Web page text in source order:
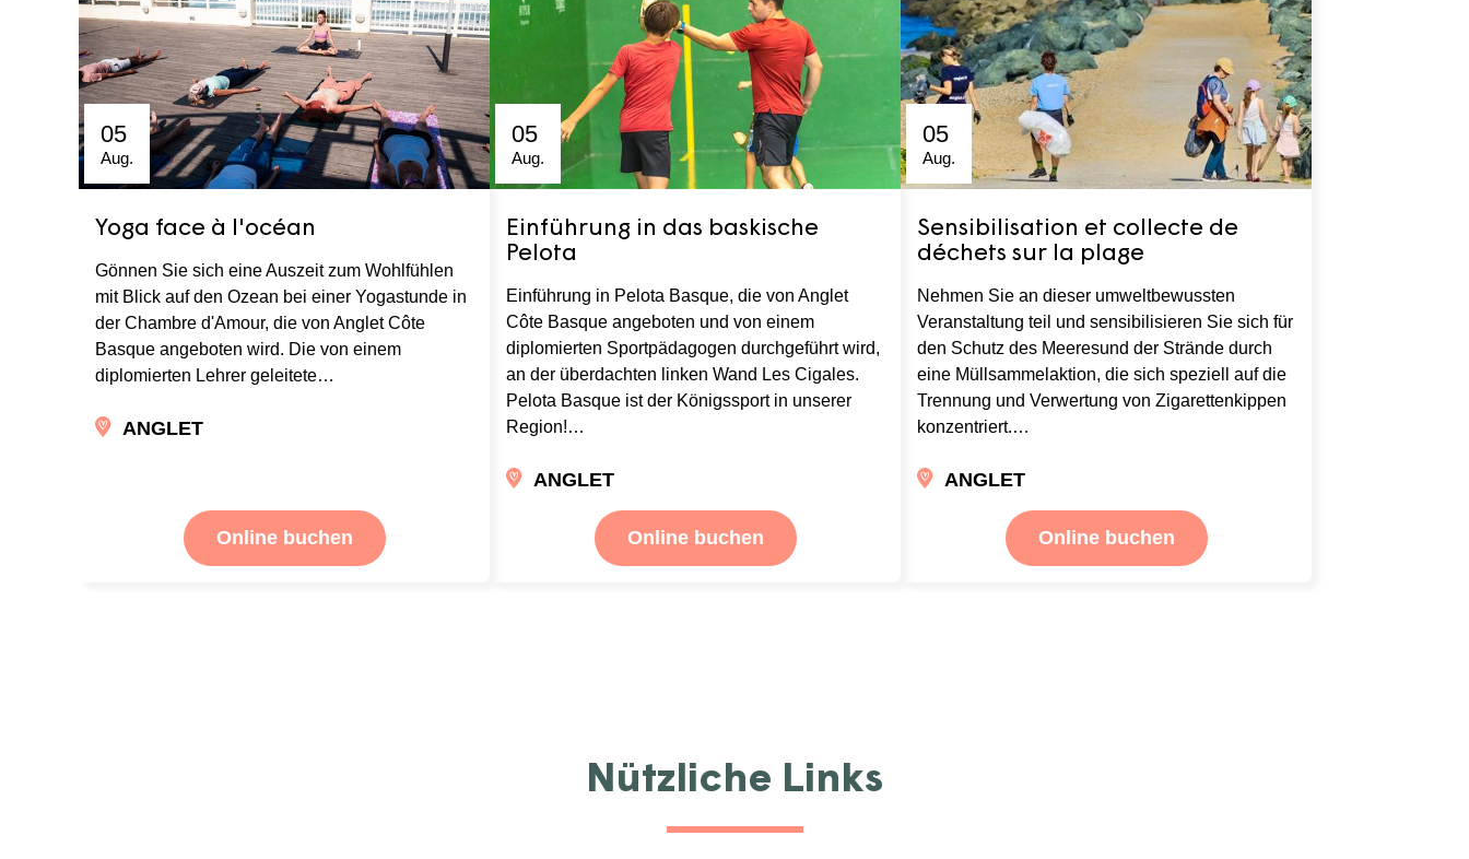
05
Aug.
Yoga face à l'océan
Gönnen Sie sich eine Auszeit zum Wohlfühlen
mit Blick auf den Ozean bei einer Yogastunde in
der Chambre d'Amour, die von Anglet Côte
Basque angeboten wird. Die von einem
diplomierten Lehrer geleitete…
ANGLET
Online buchen
05
Aug.
Einführung in das baskische
Pelota
Einführung in Pelota Basque, die von Anglet
Côte Basque angeboten und von einem
diplomierten Sportpädagogen durchgeführt wird,
an der überdachten linken Wand Les Cigales.
Pelota Basque ist der Königssport in unserer
Region!…
ANGLET
Online buchen
05
Aug.
Sensibilisation et collecte de
déchets sur la plage
Nehmen Sie an dieser umweltbewussten
Veranstaltung teil und sensibilisieren Sie sich für
den Schutz des Meeresund der Strände durch
eine Müllsammelaktion, die sich speziell auf die
Trennung und Verwertung von Zigarettenkippen
konzentriert.…
ANGLET
Online buchen
Nützliche Links